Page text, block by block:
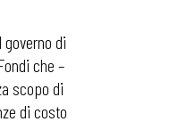
di
che –
scopo di
di costo